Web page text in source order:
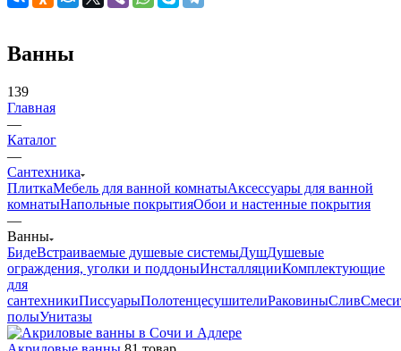
Ванны
139
Главная
—
Каталог
—
Сантехника
ПлиткаМебель для ванной комнатыАксессуары для ванной
комнатыНапольные покрытияОбои и настенные покрытия
—
Ванны
БидеВстраиваемые душевые системыДушДушевые
ограждения, уголки и поддоныИнсталляцииКомплектующие
для
сантехникиПиссуарыПолотенцесушителиРаковиныСлив
полыУнитазы